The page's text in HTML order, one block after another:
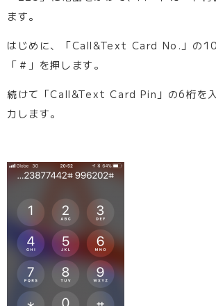
ます。
はじめに、「Call&Text Card No.」の
「＃」を押します。
続けて「Call&Text Card Pin」の6桁を
力します。